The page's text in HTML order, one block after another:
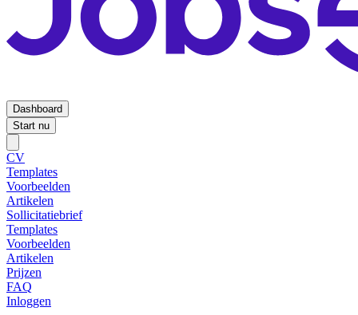
Dashboard
Start nu
CV
Templates
Voorbeelden
Artikelen
Sollicitatiebrief
Templates
Voorbeelden
Artikelen
Prijzen
FAQ
Inloggen